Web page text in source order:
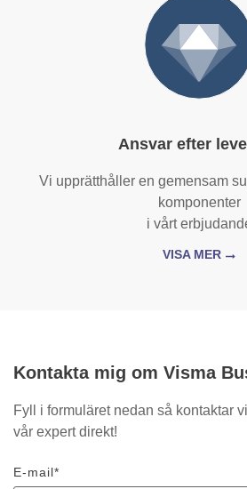
Ansvar efter
Vi upprätthåller en gemensam
komponenter
i vårt
VISA MER
Kontakta mig om Visma
Fyll i formuläret nedan så kontaktar
vår expert direkt!
E-mail*